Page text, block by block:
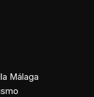
Málaga